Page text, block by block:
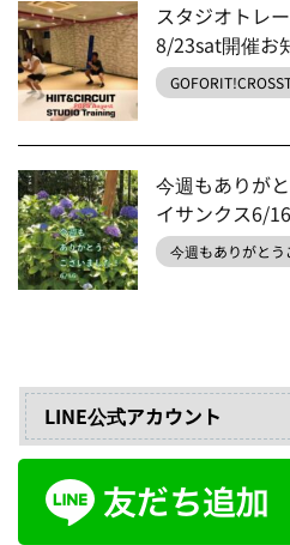
スタジオトレ
8/23sat開催お
今週もありが
イサンクス6/
今週もありがとう
LINE公式アカウント